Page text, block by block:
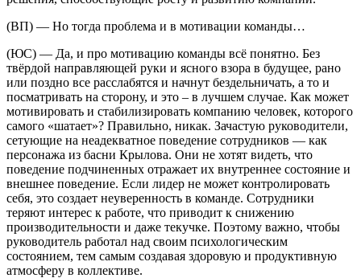
(ВП) — Но тогда проблема и в мотивации команды…
(ЮС) — Да, и про мотивацию команды всё понятно. Без
твёрдой направляющей руки и ясного взора в будущее, рано
или поздно все расслабятся и начнут бездельничать, а то и
посматривать на сторону, и это – в лучшем случае. Как может
мотивировать и стабилизировать компанию человек, которого
самого «шатает»? Правильно, никак. Зачастую руководители,
сетующие на неадекватное поведение сотрудников — как
персонажа из басни Крылова. Они не хотят видеть, что
поведение подчиненных отражает их внутреннее состояние и
внешнее поведение. Если лидер не может контролировать
себя, это создает неуверенность в команде. Сотрудники
теряют интерес к работе, что приводит к снижению
производительности и даже текучке. Поэтому важно, чтобы
руководитель работал над своим психологическим
состоянием, тем самым создавая здоровую и продуктивную
атмосферу в коллективе.